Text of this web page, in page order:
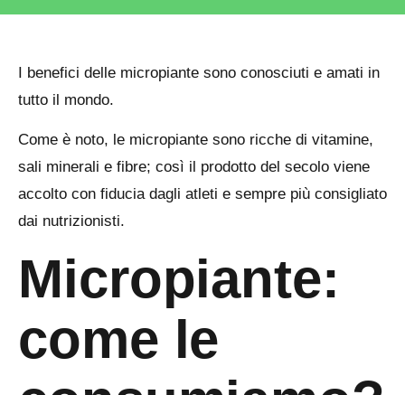
I benefici delle micropiante sono conosciuti e amati in
tutto il mondo.
Come è noto, le micropiante sono ricche di vitamine,
sali minerali e fibre; così il prodotto del secolo viene
accolto con fiducia dagli atleti e sempre più consigliato
dai nutrizionisti.
Micropiante:
come le